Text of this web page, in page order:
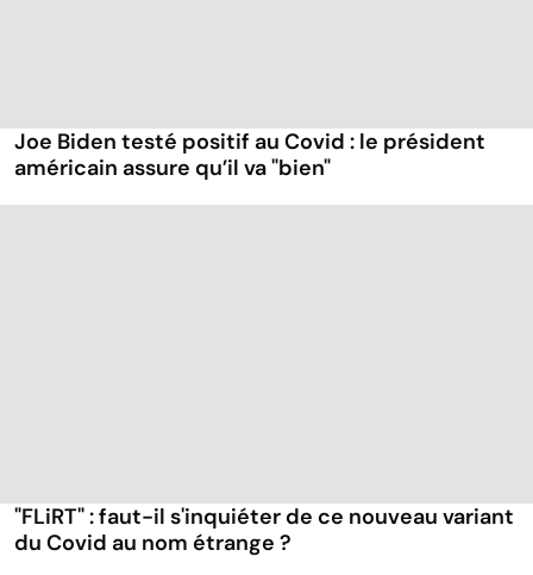
Joe Biden testé positif au Covid : le président
américain assure qu’il va "bien"
"FLiRT" : faut-il s'inquiéter de ce nouveau variant
du Covid au nom étrange ?